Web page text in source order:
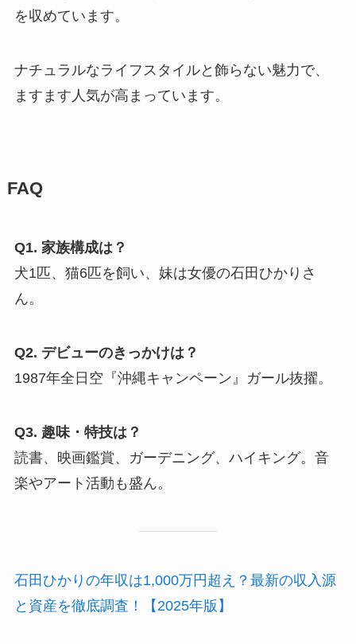
を収めています。
ナチュラルなライフスタイルと飾らない魅力で、
ますます人気が高まっています。
FAQ
Q1. 家族構成は？
犬1匹、猫6匹を飼い、妹は女優の石田ひかりさ
ん。
Q2. デビューのきっかけは？
1987年全日空『沖縄キャンペーン』ガール抜擢。
Q3. 趣味・特技は？
読書、映画鑑賞、ガーデニング、ハイキング。音
楽やアート活動も盛ん。
石田ひかりの年収は1,000万円超え？最新の収入源
と資産を徹底調査！【2025年版】